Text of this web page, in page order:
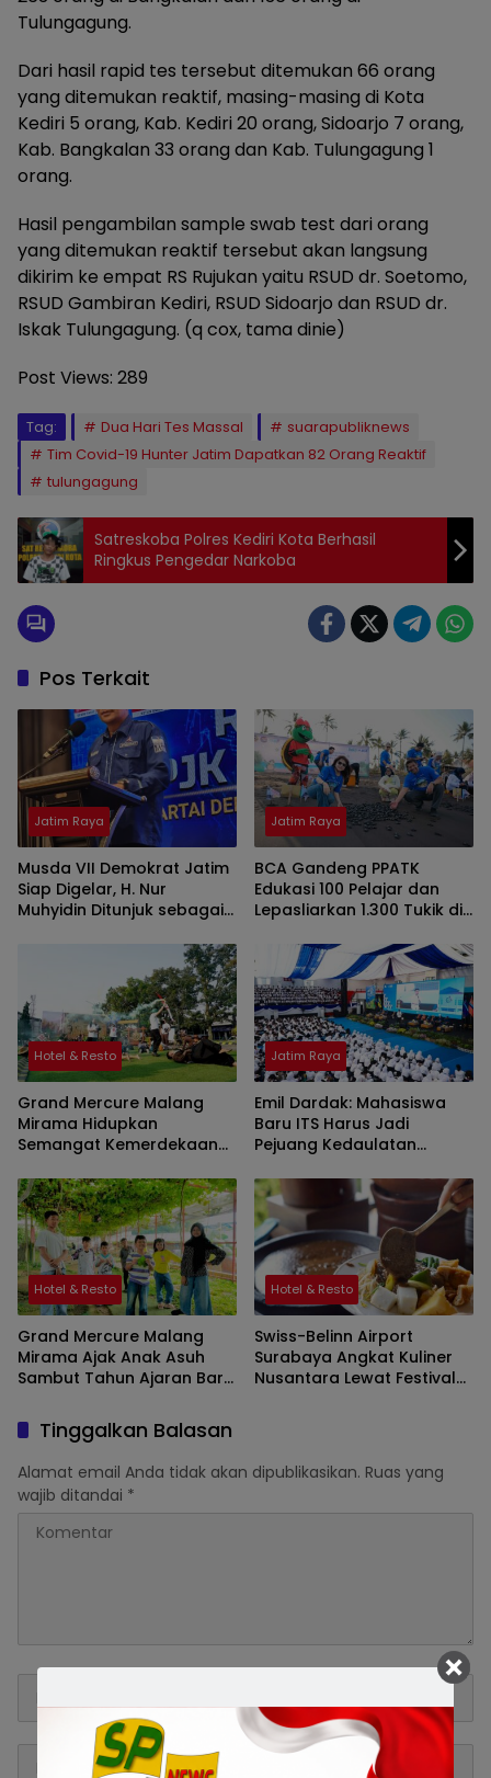
Tulungagung.
Dari hasil rapid tes tersebut ditemukan 66 orang
yang ditemukan reaktif, masing-masing di Kota
Kediri 5 orang, Kab. Kediri 20 orang, Sidoarjo 7 orang,
Kab. Bangkalan 33 orang dan Kab. Tulungagung 1
orang.
Hasil pengambilan sample swab test dari orang
yang ditemukan reaktif tersebut akan langsung
dikirim ke empat RS Rujukan yaitu RSUD dr. Soetomo,
RSUD Gambiran Kediri, RSUD Sidoarjo dan RSUD dr.
Iskak Tulungagung. (q cox, tama dinie)
Post Views: 289
Tag: Dua Hari Tes Massal
suarapubliknews
Tim Covid-19 Hunter Jatim Dapatkan 82 Orang Reaktif
tulungagung
Satreskoba Polres Kediri Kota Berhasil
Ringkus Pengedar Narkoba
Pos Terkait
Jatim Raya
Musda VII Demokrat Jatim
Siap Digelar, H. Nur
Muhyidin Ditunjuk sebagai
Jatim Raya
BCA Gandeng PPATK
Edukasi 100 Pelajar dan
Lepasliarkan 1.300 Tukik di
Hotel & Resto
Grand Mercure Malang
Mirama Hidupkan
Semangat Kemerdekaan
Agustusan 2026
Jatim Raya
Emil Dardak: Mahasiswa
Baru ITS Harus Jadi
Pejuang Kedaulatan
Hotel & Resto
Grand Mercure Malang
Mirama Ajak Anak Asuh
Sambut Tahun Ajaran Baru
Hotel & Resto
Swiss-Belinn Airport
Surabaya Angkat Kuliner
Nusantara Lewat Festival
Tinggalkan Balasan
Alamat email Anda tidak akan dipublikasikan. Ruas yang
wajib ditandai *